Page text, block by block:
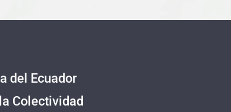
del Ecuador
Colectividad